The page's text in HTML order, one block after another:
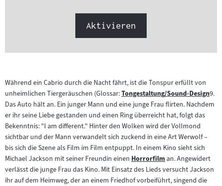
Aktivieren
Während ein Cabrio durch die Nacht fährt, ist die Tonspur erfüllt von
unheimlichen Tiergeräuschen (Glossar:Zum
Inhalt:
Tongestaltung/Sound-Design9.
Das Auto hält an. Ein junger Mann und eine junge Frau flirten. Nachdem
er ihr seine Liebe gestanden und einen Ring überreicht hat, folgt das
Bekenntnis: "I am different." Hinter den Wolken wird der Vollmond
sichtbar und der Mann verwandelt sich zuckend in eine Art Werwolf –
bis sich die Szene als Film im Film entpuppt. In einem Kino sieht sich
Michael Jackson mit seiner Freundin einen Zum
Inhalt:
Horrorfilman. Angewidert
verlässt die junge Frau das Kino. Mit Einsatz des Lieds versucht Jackson
ihr auf dem Heimweg, der an einem Friedhof vorbeiführt, singend die